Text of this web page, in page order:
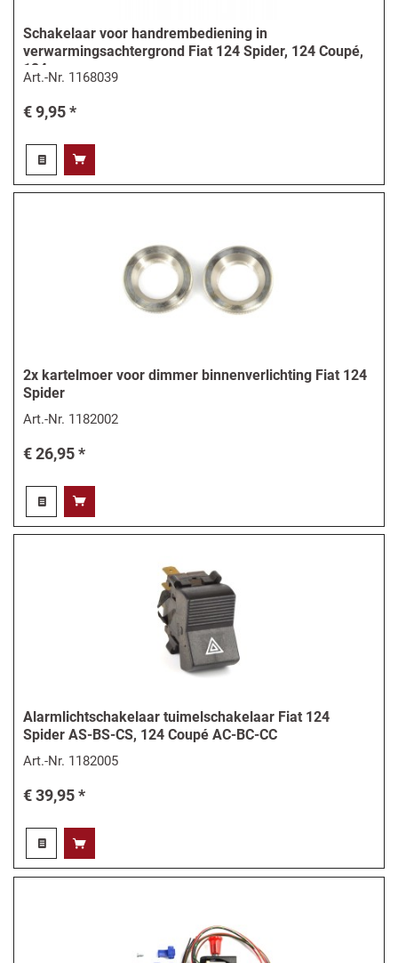
Schakelaar voor handrembediening in
verwarmingsachtergrond Fiat 124 Spider, 124 Coupé,
124...
Art.-Nr. 1168039
€ 9,95 *
2x kartelmoer voor dimmer binnenverlichting Fiat 124
Spider
Art.-Nr. 1182002
€ 26,95 *
Alarmlichtschakelaar tuimelschakelaar Fiat 124
Spider AS-BS-CS, 124 Coupé AC-BC-CC
Art.-Nr. 1182005
€ 39,95 *